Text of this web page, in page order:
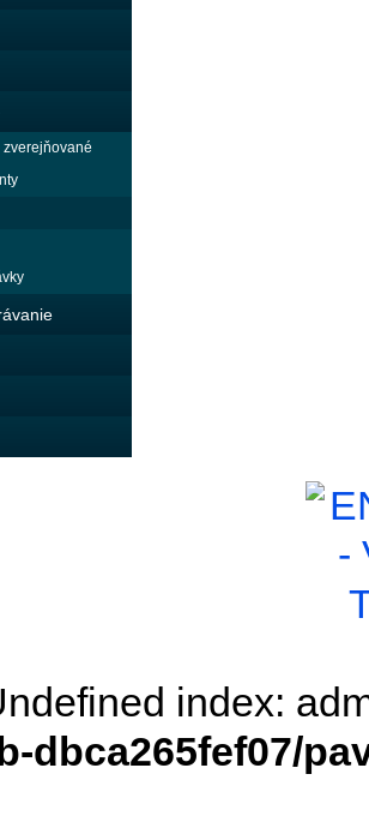
zverejňované
index:
dbca265fef07/